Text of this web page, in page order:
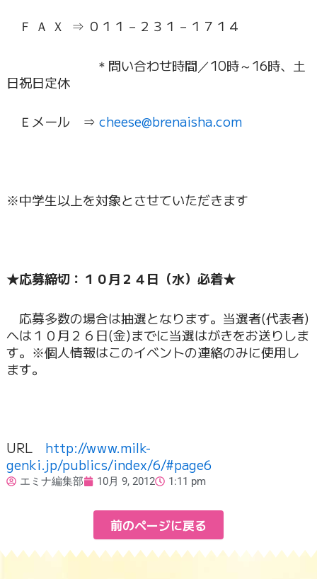
Ｆ Ａ Ｘ ⇒ ０１１－２３１－１７１４
＊問い合わせ時間／10時～16時、土
日祝日定休
Ｅメール ⇒ cheese@brenaisha.com
※中学生以上を対象とさせていただきます
★応募締切：１０月２４日（水）必着★
応募多数の場合は抽選となります。当選者(代表者)
へは１０月２６日(金)までに当選はがきをお送りしま
す。※個人情報はこのイベントの連絡のみに使用し
ます。
URL http://www.milk-
genki.jp/publics/index/6/#page6
エミナ編集部 10月 9, 2012 1:11 pm
前のページに戻る